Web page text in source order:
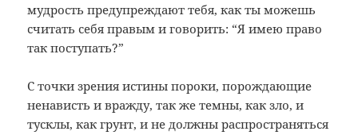
мудрость предупреждают тебя, как ты можешь
считать себя правым и говорить: “Я имею право
так поступать?”
С точки зрения истины пороки, порождающие
ненависть и вражду, так же темны, как зло, и
тусклы, как грунт, и не должны распространяться